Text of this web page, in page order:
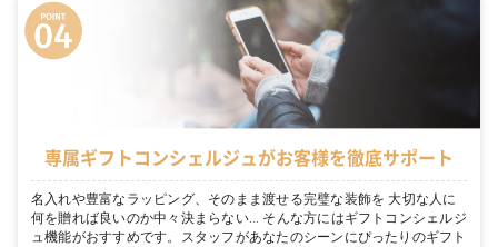
専属ギフトコンシェルジュがお客様を徹底サポート
名入れや豊富なラッピング、そのまま渡せる完璧な装飾を 大切な人に
何を贈れば良いのか中々決まらない… そんな方にはギフトコンシェルジ
ュ機能がおすすめです。スタッフがあなたのシーンにぴったりのギフト